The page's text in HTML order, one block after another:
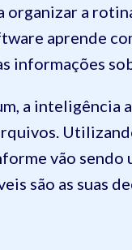
organizar a
aprende
informações
a
vão
são as suas